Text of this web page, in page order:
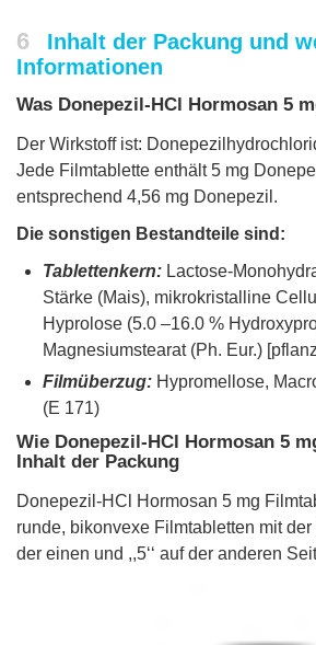
6
Inhalt der Packung und
Informationen
Was Donepezil-HCl Hormosan 5
Der Wirkstoff ist:
Jede Filmtablette enthält 5 mg
entsprechend 4,56 mg Donepezil.
Die sonstigen Bestandteile sind:
Tablettenkern: Lactose-
Stärke (Mais), mikrokristalline
Hyprolose (5.0 –16.0 %
Magnesiumstearat (Ph. Eur.)
Filmüberzug: Hypromellose,
(E 171)
Wie Donepezil-HCl Hormosan 5
Inhalt der Packung
Donepezil-HCl Hormosan 5 mg
runde, bikonvexe Filmtabletten mit der
der einen und ,,5‘‘ auf der anderen